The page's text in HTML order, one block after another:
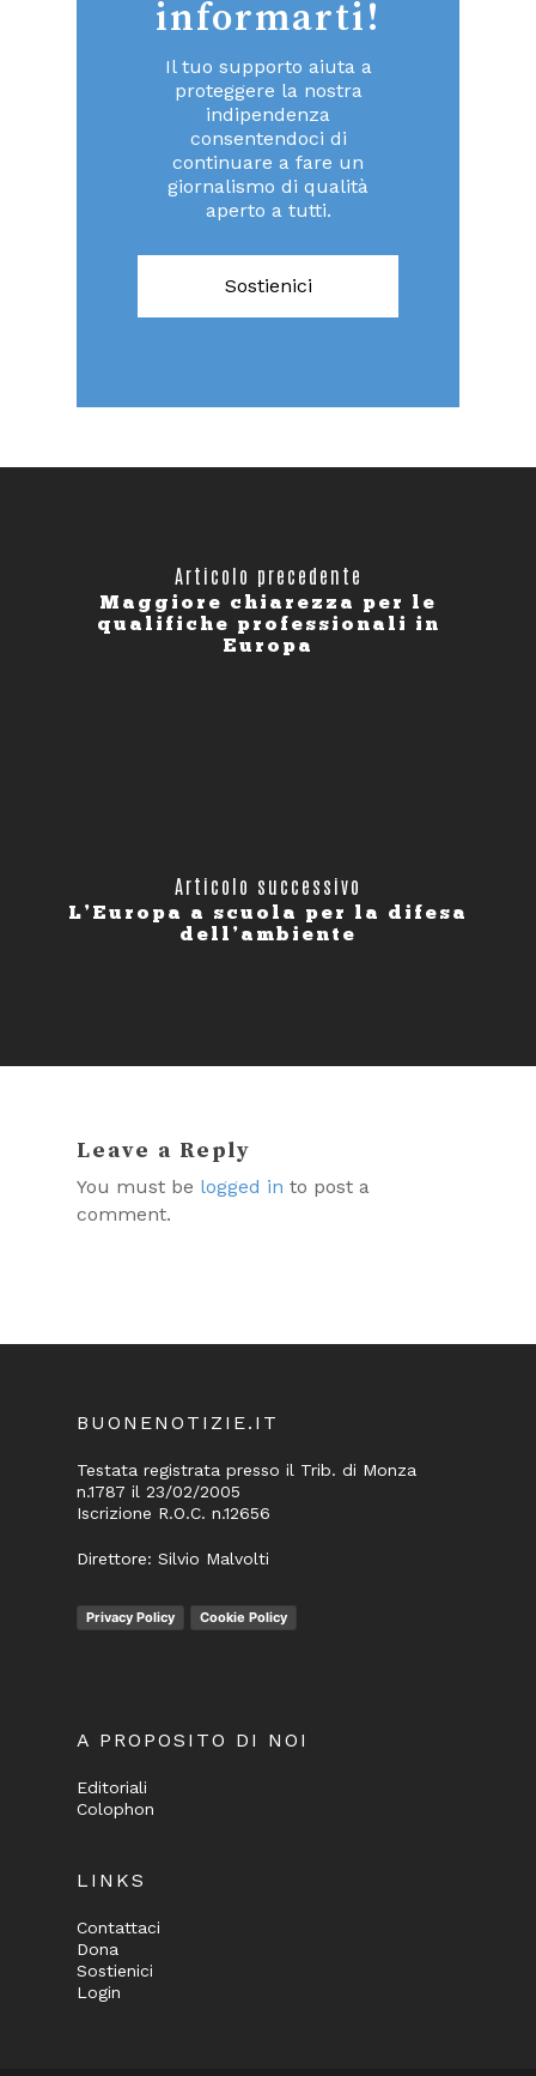
informarti!
Il tuo supporto aiuta a
proteggere la nostra
indipendenza
consentendoci di
continuare a fare un
giornalismo di qualità
aperto a tutti.
Sostienici
Articolo precedente
Maggiore chiarezza per le
qualifiche professionali in
Europa
Articolo successivo
L’Europa a scuola per la difesa
dell’ambiente
Leave a Reply
You must be logged in to post a
comment.
BUONENOTIZIE.IT
Testata registrata presso il Trib. di Monza
n.1787 il 23/02/2005
Iscrizione R.O.C. n.12656
Direttore: Silvio Malvolti
Privacy Policy Cookie Policy
A PROPOSITO DI NOI
Editoriali
Colophon
LINKS
Contattaci
Dona
Sostienici
Login